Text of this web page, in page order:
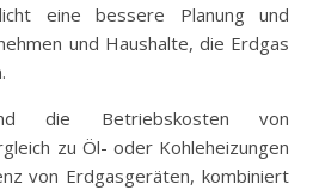
eine bessere Planung und
und Haushalte, die Erdgas
die Betriebskosten von
zu Öl- oder Kohleheizungen
von Erdgasgeräten, kombiniert